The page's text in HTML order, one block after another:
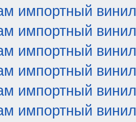
импортный винил
импортный винил
импортный винил
импортный винил
импортный винил
импортный винил